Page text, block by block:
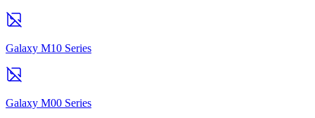
Galaxy M10 Series
Galaxy M00 Series